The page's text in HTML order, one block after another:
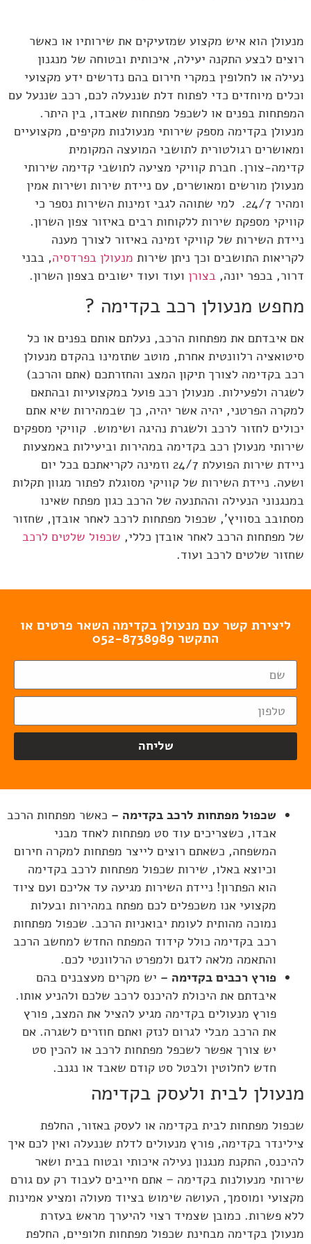
מנעולן הוא איש מקצוע שמזעיקים את שירותיו או כאשר
רוצים לבצע התקנה יעילה, איכותית ובטוחה של מנגנון
נעילה או לחלופין במקרי חירום בהם נדרשים ידע מקצועי
וכלים מיוחדים כדי לפתוח דלת שננעלה לכם, רכב שננעל עם
המפתחות בפנים או לשכפל מפתחות שאבדו, בין היתר.
מנעולן בקדימה מספק שירותי מנעולנות מקיפים, מקצועיים
ומאושרים רגולטורית לתושבי המועצה המקומית
קדימה-צורן. חברת קוויקי מציעה לתושבי קדימה שירותי
מנעולן מורשים ומאושרים, עם ניידת שירות ושירות אמין
ומהיר 24/7. למי שתוהה לגבי זמינות השירות נספר כי
קוויקי מספקת שירות ללקוחות רבים באיזור צפון השרון.
ניידת השירות של קוויקי זמינה באיזור לצורך מענה
לקריאות התושבים וכך ניתן שירות מנעולן בפרדסיה, בבני
דרור, בכפר יונה, בצורן ועוד ועוד ישובים בצפון השרון.
מחפש מנעולן רכב בקדימה ?
אם איבדתם את מפתחות הרכב, נעלתם אותם בפנים או כל
סיטואציה רלוונטית אחרת, מוטב שתזמינו בהקדם מנעולן
רכב בקדימה לצורך תיקון המצב והחזרתכם (אתם והרכב)
לשגרה ולפעילות. מנעולן רכב פועל במקצועיות ובהתאם
למקרה הפרטני, יהיה אשר יהיה, כך שבמהירות שיא אתם
יכולים לחזור לרכב ולשגרת נהיגה ושימוש. קוויקי מספקים
שירותי מנעולן רכב בקדימה במהירות וביעילות באמצעות
ניידת שירות הפועלת 24/7 וזמינה לקריאתכם בכל יום
ושעה. ניידת השירות של קוויקי מסוגלת לפתור מגוון תקלות
במנגנוני הנעילה וההתנעה של הרכב כגון מפתח שאינו
מסתובב בסוויץ', שכפול מפתחות לרכב לאחר אובדן, שחזור
של מפתחות הרכב לאחר אובדן כללי, שכפול שלטים לרכב
שחזור שלטים לרכב ועוד.
ליצירת קשר עם מנעולן בקדימה השאר פרטים או
התקשר 052-8738989
שליחה
שכפול מפתחות לרכב בקדימה – כאשר מפתחות הרכב
אבדו, כשצריכים עוד סט מפתחות לאחד מבני
המשפחה, כשאתם רוצים לייצר מפתחות למקרה חירום
וכיוצא באלו, שירות שכפול מפתחות לרכב בקדימה
הוא הפתרון! ניידת השירות מגיעה עד אליכם ועם ציוד
מקצועי אנו משכפלים לכם מפתח במהירות ובעלות
נמוכה מהותית לעומת יבואניות הרכב. שכפול מפתחות
רכב בקדימה כולל קידוד המפתח החדש למחשב הרכב
והתאמה מלאה לדגם ולמפרט הרלוונטי לכם.
פורץ רכבים בקדימה – יש מקרים מעצבנים בהם
איבדתם את היכולת להיכנס לרכב שלכם ולהניע אותו.
פורץ מנעולים בקדימה מגיע להציל את המצב, פורץ
את הרכב מבלי לגרום לנזק ואתם חוזרים לשגרה. אם
יש צורך אפשר לשכפל מפתחות לרכב או להכין סט
חדש לחלוטין ולבטל סט קודם שאבד או נגנב.
מנעולן לבית ולעסק בקדימה
שכפול מפתחות לבית בקדימה או לעסק באזור, החלפת
צילינדר בקדימה, פורץ מנעולים לדלת שננעלה ואין לכם איך
להיכנס, התקנת מנגנון נעילה איכותי ובטוח בבית ושאר
שירותי מנעולנות בקדימה – אתם חייבים לעבוד רק עם גורם
מקצועי ומוסמך, העושה שימוש בציוד מעולה ומציע אמינות
ללא פשרות. כמובן שצמיד רצוי להיערך מראש בעזרת
מנעולן בקדימה מבחינת שכפול מפתחות חלופיים, החלפת